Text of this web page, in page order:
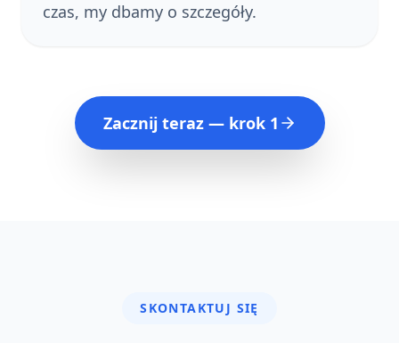
czas, my dbamy o szczegóły.
Zacznij teraz — krok 1
SKONTAKTUJ SIĘ